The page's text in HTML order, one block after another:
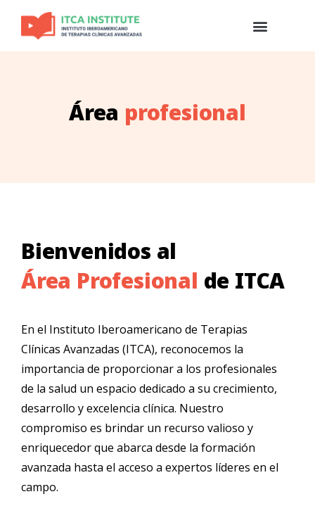
Área profesional
Bienvenidos al
Área Profesional de ITCA
En el Instituto Iberoamericano de Terapias
Clínicas Avanzadas (ITCA), reconocemos la
importancia de proporcionar a los profesionales
de la salud un espacio dedicado a su crecimiento,
desarrollo y excelencia clínica. Nuestro
compromiso es brindar un recurso valioso y
enriquecedor que abarca desde la formación
avanzada hasta el acceso a expertos líderes en el
campo.